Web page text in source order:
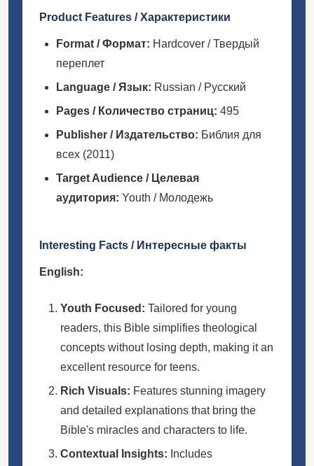
Product Features / Характеристики
Format / Формат: Hardcover / Твердый
переплет
Language / Язык: Russian / Русский
Pages / Количество страниц: 495
Publisher / Издательство: Библия для
всех (2011)
Target Audience / Целевая
аудитория: Youth / Молодежь
Interesting Facts / Интересные факты
English:
Youth Focused: Tailored for young
readers, this Bible simplifies theological
concepts without losing depth, making it an
excellent resource for teens.
Rich Visuals: Features stunning imagery
and detailed explanations that bring the
Bible's miracles and characters to life.
Contextual Insights: Includes